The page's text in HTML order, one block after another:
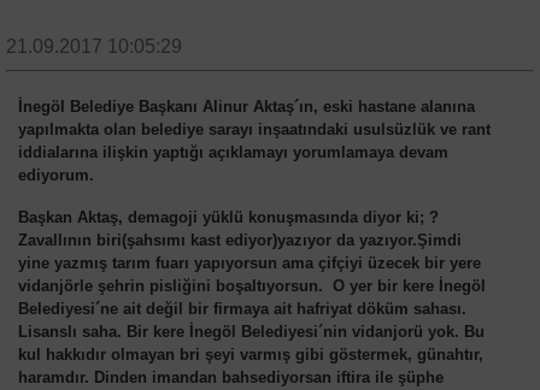
21.09.2017 10:05:29
İnegöl Belediye Başkanı Alinur Aktaş´ın, eski hastane alanına
yapılmakta olan belediye sarayı inşaatındaki usulsüzlük ve rant
iddialarına ilişkin yaptığı açıklamayı yorumlamaya devam
ediyorum.
Başkan Aktaş, demagoji yüklü konuşmasında diyor ki; ?
Zavallının biri(şahsımı kast ediyor)yazıyor da yazıyor.Şimdi
yine yazmış tarım fuarı yapıyorsun ama çifçiyi üzecek bir yere
vidanjörle şehrin pisliğini boşaltıyorsun. O yer bir kere İnegöl
Belediyesi´ne ait değil bir firmaya ait hafriyat döküm sahası.
Lisanslı saha. Bir kere İnegöl Belediyesi´nin vidanjorü yok. Bu
kul hakkıdır olmayan bri şeyi varmış gibi göstermek, günahtır,
haramdır. Dinden imandan bahsediyorsan iftira ile şüphe